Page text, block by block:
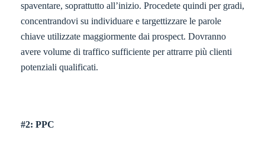
spaventare, soprattutto all’inizio. Procedete quindi per gradi,
concentrandovi su individuare e targettizzare le parole
chiave utilizzate maggiormente dai prospect. Dovranno
avere volume di traffico sufficiente per attrarre più clienti
potenziali qualificati.
#2: PPC